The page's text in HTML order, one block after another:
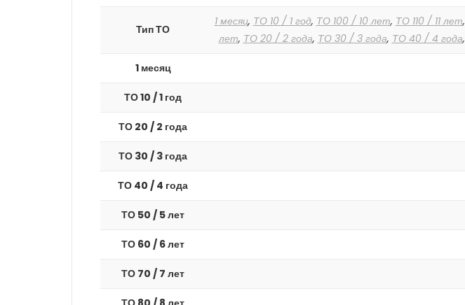
Тип ТО
1 месяц, ТО 10 / 1 год, ТО 100 / 10 лет, ТО 110 / 11 лет,
лет, ТО 20 / 2 года, ТО 30 / 3 года, ТО 40 / 4 года,
1 месяц
ТО 10 / 1 год
ТО 20 / 2 года
ТО 30 / 3 года
ТО 40 / 4 года
ТО 50 / 5 лет
ТО 60 / 6 лет
ТО 70 / 7 лет